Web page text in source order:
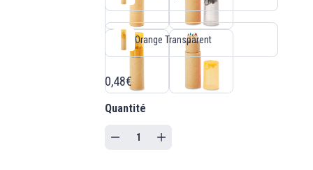
Orange Transparent
0,48€
Quantité